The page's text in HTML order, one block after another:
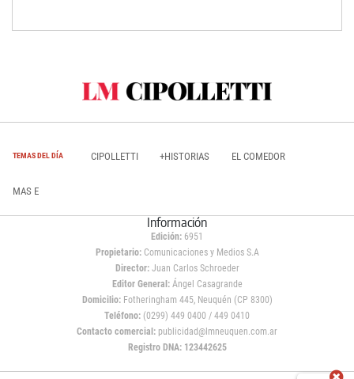
TEMAS DEL DÍA CIPOLLETTI +HISTORIAS EL COMEDOR
MAS E
Información
Edición: 6951
Propietario:Comunicaciones y Medios S.A
Director: Juan Carlos Schroeder
Editor General:Ángel Casagrande
Domicilio:Fotheringham 445, Neuquén (CP 8300)
Teléfono: (0299) 449 0400 / 449 0410
Contacto comercial: publicidad@lmneuquen.com.ar
Registro DNA: 123442625